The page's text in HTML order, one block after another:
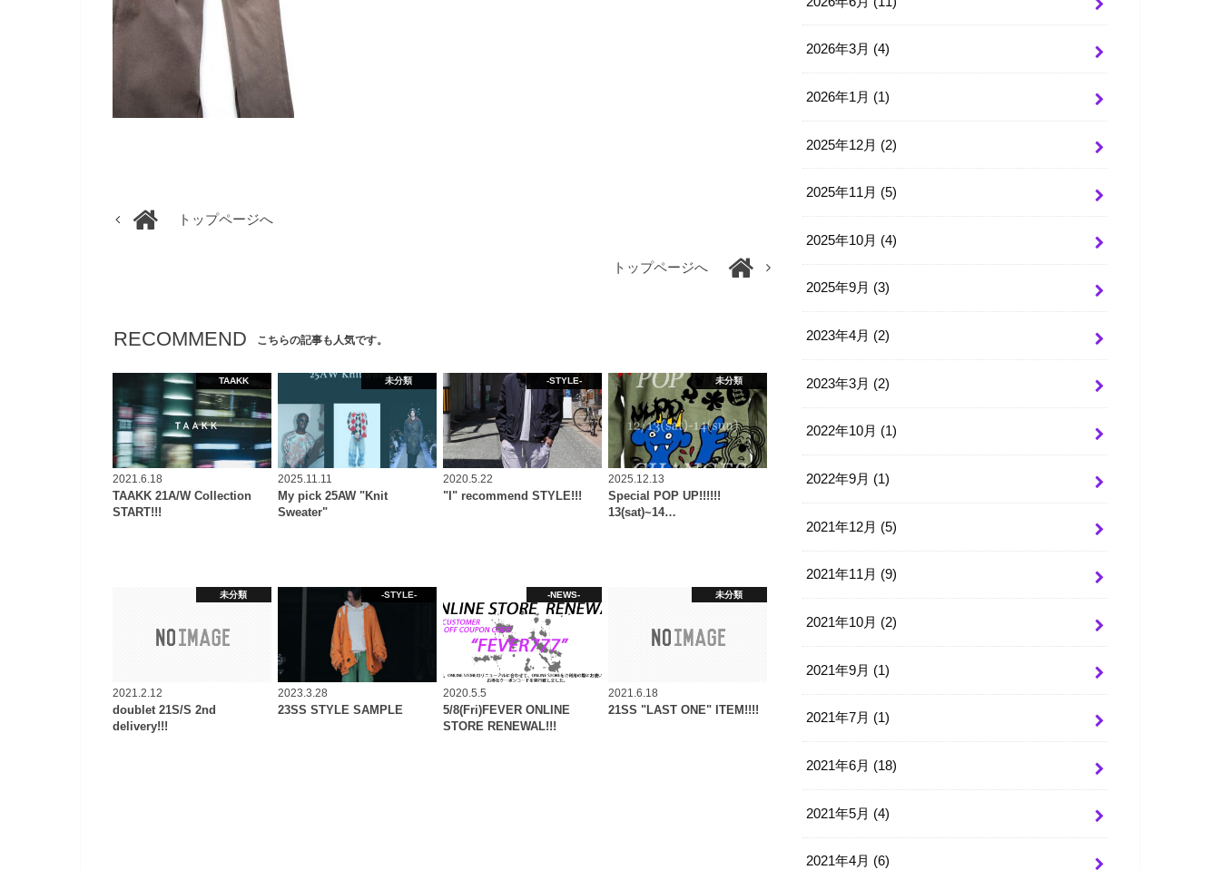
トップページへ
トップページへ
RECOMMEND こちらの記事も人気です。
TAAKK
2021.6.18
TAAKK 21A/W Collection
START!!!
未分類
2025.11.11
My pick 25AW "Knit
Sweater"
-STYLE-
2020.5.22
"I" recommend STYLE!!!
未分類
2025.12.13
Special POP UP!!!!!!
13(sat)~14…
未分類
2021.2.12
doublet 21S/S 2nd
delivery!!!
-STYLE-
2023.3.28
23SS STYLE SAMPLE
-NEWS-
2020.5.5
5/8(Fri)FEVER ONLINE
STORE RENEWAL!!!
未分類
2021.6.18
21SS "LAST ONE" ITEM!!!!
2026年3月 (4)
2026年1月 (1)
2025年12月 (2)
2025年11月 (5)
2025年10月 (4)
2025年9月 (3)
2023年4月 (2)
2023年3月 (2)
2022年10月 (1)
2022年9月 (1)
2021年12月 (5)
2021年11月 (9)
2021年10月 (2)
2021年9月 (1)
2021年7月 (1)
2021年6月 (18)
2021年5月 (4)
2021年4月 (6)